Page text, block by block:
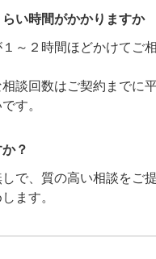
い時間がかかりますか
～２時間ほどかけてご
談回数はご契約までに
す。
？
で、質の高い相談をご
ます。